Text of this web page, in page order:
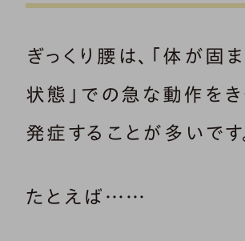
ぎっくり腰は、「体が固
状態」での急な動作を
発症することが多いです
たとえば……